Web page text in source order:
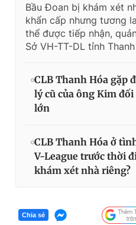
Bầu Đoan bị khám xét
khẩn cấp nhưng tương
thể được tiếp nhận,
Sở VH-TT-DL tỉnh
CLB Thanh Hóa gặp
lý cũ của ông Kim
lớn
CLB Thanh Hóa ở
V-League trước thời
khám xét nhà riêng?
Chia sẻ